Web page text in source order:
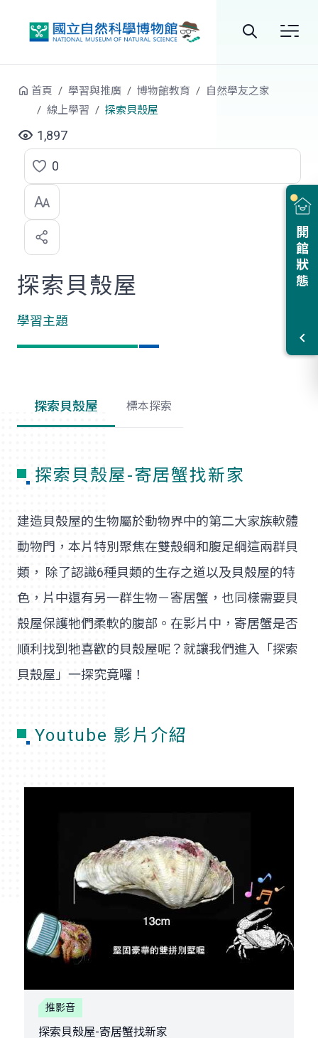
站
開館狀態
首頁 學習與推廣 博物館教育
自然學友之家
線上學習
探索貝殼屋
1,897
點
選
喜
歡
0
探索貝殼屋
學習主題
探索貝殼屋 標本探索
探索貝殼屋-寄居蟹找新家
建造貝殼屋的生物屬於動物界中的第二大家族軟體
動物門，本片特別聚焦在雙殼綱和腹足綱這兩群貝
類， 除了認識6種貝類的生存之道以及貝殼屋的特
色，片中還有另一群生物－寄居蟹，也同樣需要貝
殼屋保護牠們柔軟的腹部。在影片中，寄居蟹是否
順利找到牠喜歡的貝殼屋呢？就讓我們進入「探索
貝殼屋」一探究竟囉！
Youtube 影片介紹
推影音
探索貝殼屋-寄居蟹找新家